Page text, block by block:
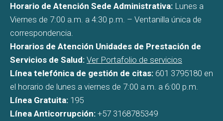
Horario de Atención Sede Administrativa: Lunes a
Viernes de 7:00 a.m. a 4:30 p.m. – Ventanilla única de
correspondencia.
Horarios de Atención Unidades de Prestación de
Servicios de Salud: Ver Portafolio de servicios
Línea telefónica de gestión de citas: 601 3795180 en
el horario de lunes a viernes de 7:00 a.m. a 6:00 p.m.
Línea Gratuita: 195
Línea Anticorrupción: +57 3168785349